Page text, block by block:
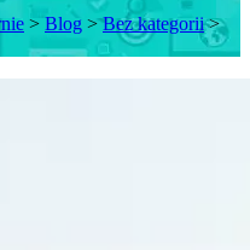
>Blog >Bez kategorii>